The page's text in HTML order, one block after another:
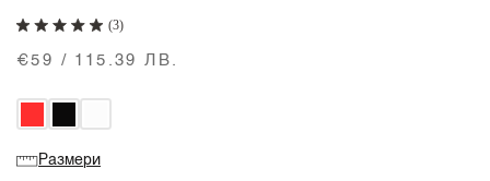
(3)
€59 / 115.39 ЛВ.
Размери